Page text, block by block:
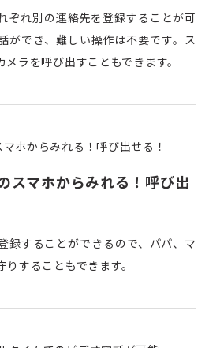
ぞれ別の連絡先を登録することが可
ができ、難しい操作は不要です。ス
ラを呼び出すこともできます。
スマホからみれる！呼び出
録することができるので、パパ、マ
することもできます。